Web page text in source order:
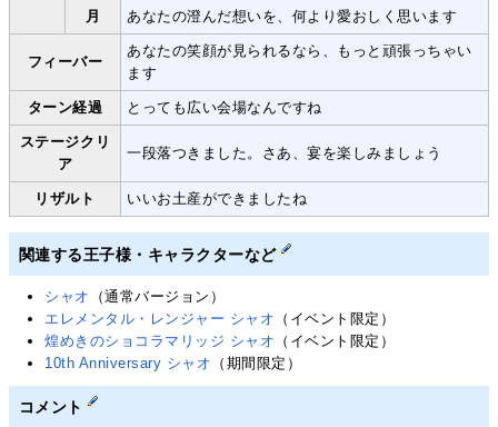
月 あなたの澄んだ想いを、何より愛おしく思います
フィーバー
あなたの笑顔が見られるなら、もっと頑張っちゃい
ます
ターン経過 とっても広い会場なんですね
ステージクリ
ア
一段落つきました。さあ、宴を楽しみましょう
リザルト いいお土産ができましたね
関連する王子様・キャラクターなど
シャオ
（通常バージョン）
エレメンタル・レンジャー シャオ （イベント限定）
煌めきのショコラマリッジ シャオ （イベント限定）
10th Anniversary シャオ （期間限定）
コメント